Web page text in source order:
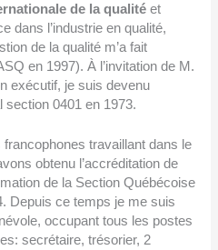
de la qualité et
dans l’industrie en qualité,
de la qualité m’a fait
en 1997). À l’invitation de M.
exécutif, je suis devenu
section 0401 en 1973.
travaillant dans le
obtenu l’accréditation de
de la Section Québécoise
Depuis ce temps je me suis
occupant tous les postes
secrétaire, trésorier, 2